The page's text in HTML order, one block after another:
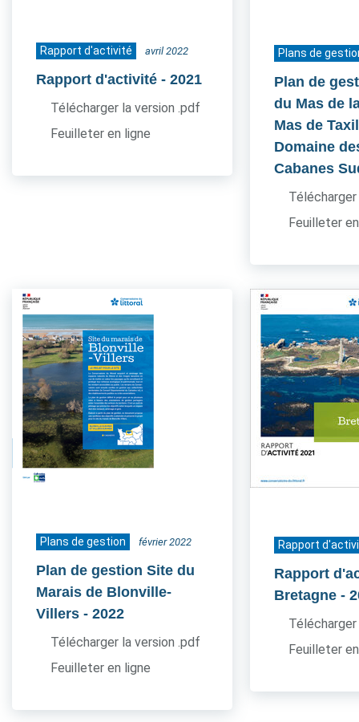
Rapport d'activité avril 2022
Rapport d'activité - 2021
Télécharger la version .pdf
Feuilleter en ligne
Plans de
Plan de
du Mas de
Mas de
Domaine
Cabanes
Feuilleter
Plans de gestion février 2022
Plan de gestion Site du
Marais de Blonville-
Villers - 2022
Télécharger la version .pdf
Feuilleter en ligne
Rapport
Rapport
Bretagne -
Feuilleter